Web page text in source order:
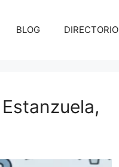
BLOG